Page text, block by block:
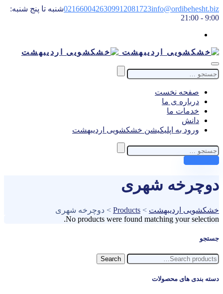
0216600426309912081723info@ordibehesht.biz
شنبه تا پنج شنبه:
9:00 - 21:00
Search
for:
صفحه نخست
درباره ی ما
خدمات ما
دانش
ورود به اپلیکیشن خشکشویی اردیبهشت
Search
for:
دوچرخه شهری
خشکشویی اردیبهشت >
Products
> دوچرخه شهری
No products were found matching your selection.
جستجو
Search
for:
Search
دسته بندی های محصولات